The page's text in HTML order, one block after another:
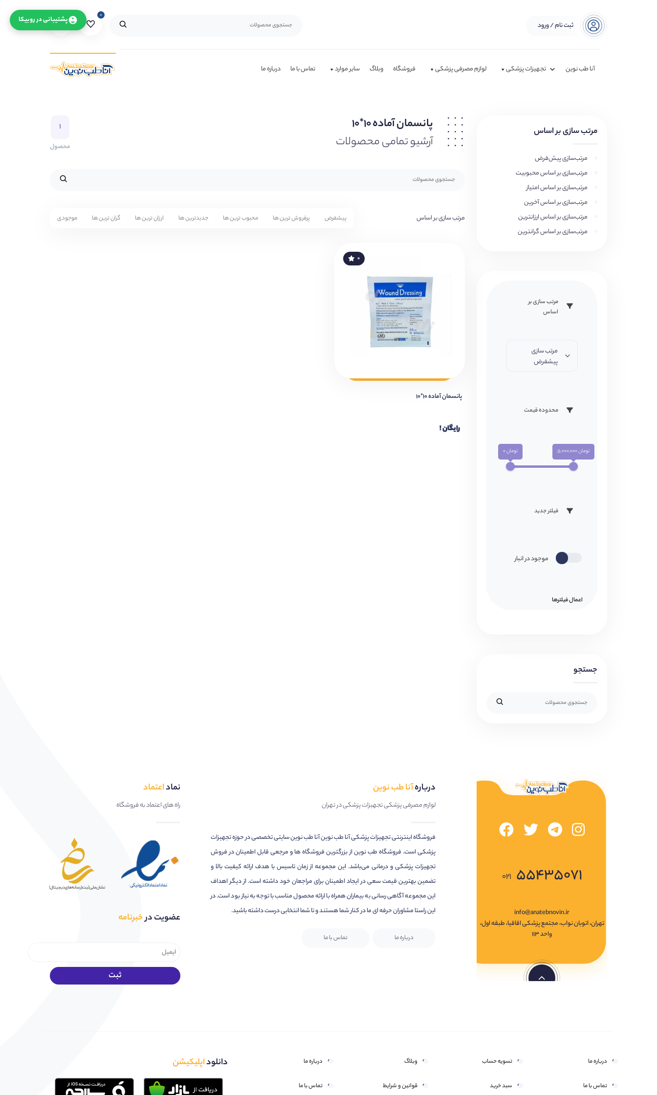
ثبت نام / ورود
۰ ۰
آنا طب نوین تجهیزات پزشکی لوازم مصرفی پزشکی فروشگاه وبلاگ سایر موارد تماس با ما درباره ما
مرتب سازی بر اساس
مرتب‌سازی پیش‌فرض
مرتب‌سازی بر اساس محبوبیت
مرتب‌سازی بر اساس امتیاز
مرتب‌سازی بر اساس آخرین
مرتب‌سازی بر اساس ارزانترین
مرتب‌سازی بر اساس گرانترین
مرتب سازی بر
اساس
مرتب سازی
پیشفرض
محدوده قیمت
تومان 0 تومان 5,000,000
فیلتر جدید
موجود در انبار
اعمال فیلتر‌ها
جستجو
پانسمان آماده ۱۰*۱۰
آرشیو تمامی محصولات
۱
محصول
مرتب سازی بر اساس پیشفرض پرفروش ترین ها محبوب ترین ها جدیدترین ها ارزان ترین ها گران ترین ها موجودی
۰
پانسمان آماده ۱۰*۱۰
رایگان !
۰۲۱ ۵۵۴۳۵۰۷۱
info@anatebnovin.ir
تهران، اتوبان نواب، مجتمع پزشکی اقاقیا، طبقه اول،
واحد ۱۱۳
دربارهآنا طب نوین
لوازم مصرفی پزشکی تجهیزات پزشکی در تهران
فروشگاه اینترنتی تجهیزات پزشکی آنا طب نوین آنا طب نوین سایتی تخصصی در حوزه تجهیزات
پزشکی است. فروشگاه طب نوین از بزرگترین فروشگاه ها و مرجعی قابل اطمینان در فروش
تجهیزات پزشکی و درمانی می‌باشد. این مجموعه از زمان تاسیس با هدف ارائه کیفیت بالا و
تضمین بهترین قیمت سعی در ایجاد اطمینان برای مراجعان خود داشته است. از دیگر اهداف
این مجموعه آگاهی رسانی به بیماران همراه با ارائه محصول مناسب با توجه به نیاز بود است. در
این راستا مشاوران حرفه ای ما در کنار شما هستند و تا شما انتخابی درست داشته باشید.
درباره ما تماس با ما
نماداعتماد
راه های اعتماد به فروشگاه
عضویت درخبرنامه
درباره ما
تماس با ما
تسویه حساب
سبد خرید
وبلاگ
قوانین و شرایط
درباره ما
تماس با ما
دانلوداپلیکیشن
پشتیبانی در روبیکا